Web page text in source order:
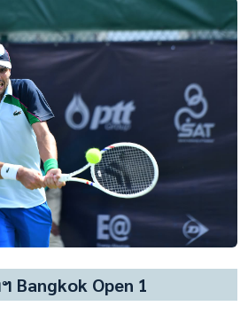
Bangkok Open 1